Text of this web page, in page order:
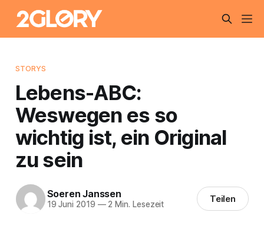
STORYS
Lebens-ABC:
Weswegen es so
wichtig ist, ein Original
zu sein
Soeren Janssen
19 Juni 2019 —2 Min. Lesezeit Teilen